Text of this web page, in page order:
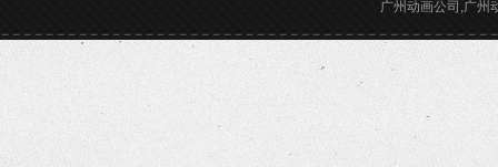
广州动画公司,广州